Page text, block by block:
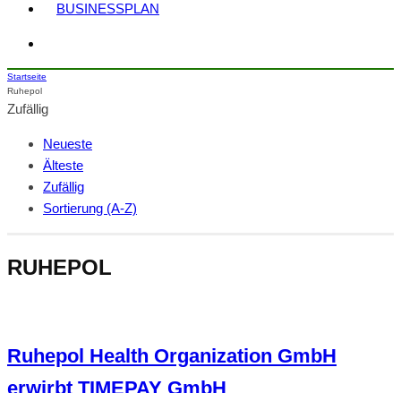
BUSINESSPLAN
Startseite
Ruhepol
Zufällig
Neueste
Älteste
Zufällig
Sortierung (A-Z)
RUHEPOL
Ruhepol Health Organization GmbH
erwirbt TIMEPAY GmbH